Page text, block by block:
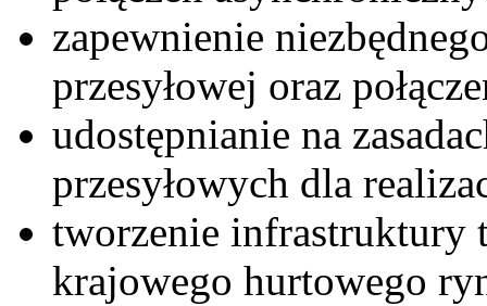
zapewnienie
przesyłowej oraz
udostępnianie na
przesyłowych dla
tworzenie infrastruktury
krajowego hurtowego